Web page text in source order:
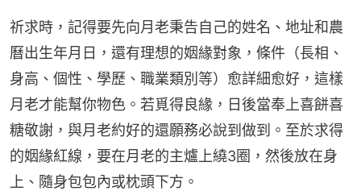
祈求時，記得要先向月老秉告自己的姓名、地址和農
曆出生年月日，還有理想的姻緣對象，條件（長相、
身高、個性、學歷、職業類別等）愈詳細愈好，這樣
月老才能幫你物色。若覓得良緣，日後當奉上喜餅喜
糖敬謝，與月老約好的還願務必說到做到。至於求得
的姻緣紅線，要在月老的主爐上繞3圈，然後放在身
上、隨身包包內或枕頭下方。